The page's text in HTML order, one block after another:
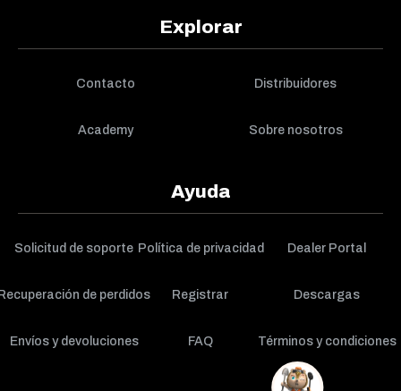
Explorar
Contacto Distribuidores
Academy Sobre nosotros
Ayuda
Solicitud de soporte Política de privacidad Dealer Portal
de perdidos Registrar Descargas
Envíos y devoluciones FAQ Términos y condiciones